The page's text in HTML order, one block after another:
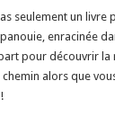
seulement un
enracinée
pour découvrir
alors que